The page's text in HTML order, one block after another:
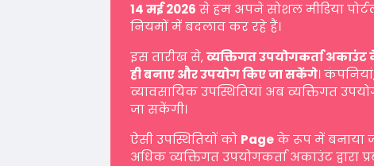
14 मई 2026 से हम अपने सोशल मीडिया
नियमों में बदलाव कर रहे हैं।
इस तारीख से,व्यक्तिगत उपयोगकर्ता अकाउंट
ही बनाए और उपयोग किए जा सकेंगे।
व्यावसायिक उपस्थितियां अब व्यक्तिगत
जा सकेंगी।
ऐसी उपस्थितियों को Pageके रूप में बनाया
अधिक व्यक्तिगत उपयोगकर्ता अकाउंट द्वारा